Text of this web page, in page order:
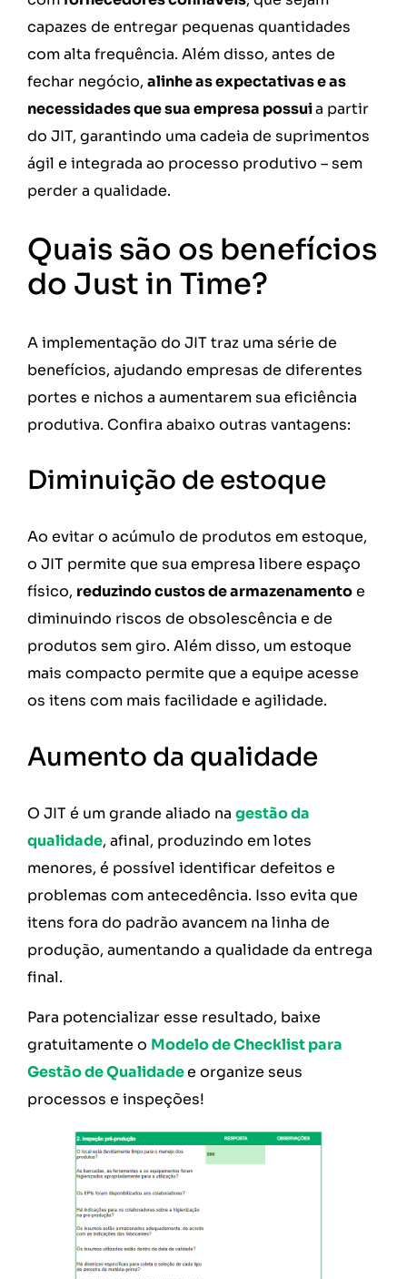
capazes de entregar pequenas quantidades
com alta frequência. Além disso, antes de
fechar negócio, alinhe as expectativas e as
necessidades que sua empresa possuia partir
do JIT, garantindo uma cadeia de suprimentos
ágil e integrada ao processo produtivo – sem
perder a qualidade.
Quais são os benefícios
do Just in Time?
A implementação do JIT traz uma série de
benefícios, ajudando empresas de diferentes
portes e nichos a aumentarem sua eficiência
produtiva. Confira abaixo outras vantagens:
Diminuição de estoque
Ao evitar o acúmulo de produtos em estoque,
o JIT permite que sua empresa libere espaço
físico, reduzindo custos de armazenamentoe
diminuindo riscos de obsolescência e de
produtos sem giro. Além disso, um estoque
mais compacto permite que a equipe acesse
os itens com mais facilidade e agilidade.
Aumento da qualidade
O JIT é um grande aliado na gestão da
qualidade, afinal, produzindo em lotes
menores, é possível identificar defeitos e
problemas com antecedência. Isso evita que
itens fora do padrão avancem na linha de
produção, aumentando a qualidade da entrega
final.
Para potencializar esse resultado, baixe
gratuitamente o Modelo de Checklist para
Gestão de Qualidadee organize seus
processos e inspeções!